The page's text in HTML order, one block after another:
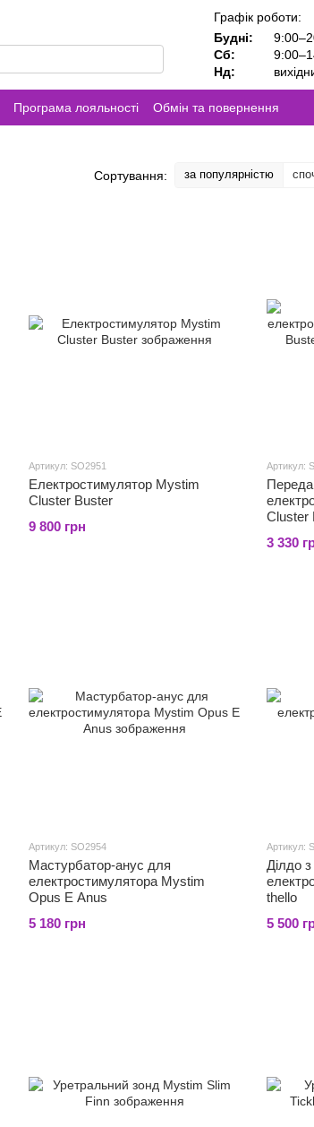
Графік роботи:
Будні:
Сб:
Нд:
Програма лояльності
Обмін та повернення
Сортування: за популярністю
Артикул: SO2951
Електростимулятор Mystim
Cluster Buster
9 800 грн
Артикул:
Cluster
3 330
Артикул: SO2954
Мастурбатор-анус для
електростимулятора Mystim
Opus E Anus
5 180 грн
Артикул:
Ділдо
thello
5 500